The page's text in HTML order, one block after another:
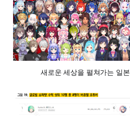
새로운 세상을 펼쳐가는 일